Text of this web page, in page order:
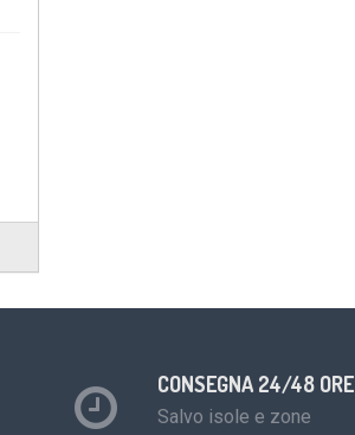
CONSEGNA 24/48 ORE
Salvo isole e zone